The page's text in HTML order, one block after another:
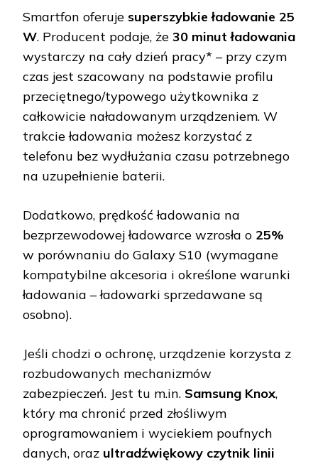
Smartfon oferuje superszybkie ładowanie 25
W. Producent podaje, że 30 minut ładowania
wystarczy na cały dzień pracy* – przy czym
czas jest szacowany na podstawie profilu
przeciętnego/typowego użytkownika z
całkowicie naładowanym urządzeniem. W
trakcie ładowania możesz korzystać z
telefonu bez wydłużania czasu potrzebnego
na uzupełnienie baterii.
Dodatkowo, prędkość ładowania na
bezprzewodowej ładowarce wzrosła o 25%
w porównaniu do Galaxy S10 (wymagane
kompatybilne akcesoria i określone warunki
ładowania – ładowarki sprzedawane są
osobno).
Jeśli chodzi o ochronę, urządzenie korzysta z
rozbudowanych mechanizmów
zabezpieczeń. Jest tu m.in. Samsung Knox,
który ma chronić przed złośliwym
oprogramowaniem i wyciekiem poufnych
danych, oraz ultradźwiękowy czytnik linii